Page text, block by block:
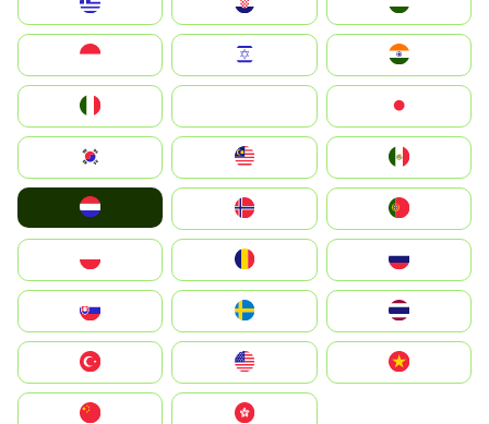
South Korea
United States
中國香港特別行政區